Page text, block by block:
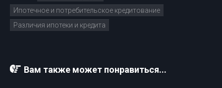
Ипотечное и потребительское кредитование
Различия ипотеки и кредита
Вам также может понравиться...